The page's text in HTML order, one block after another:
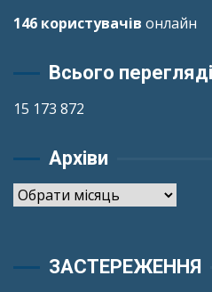
146 користувачів онлайн
Всього
15 173 872
Архіви
Архіви
ЗАСТЕРЕЖЕННЯ